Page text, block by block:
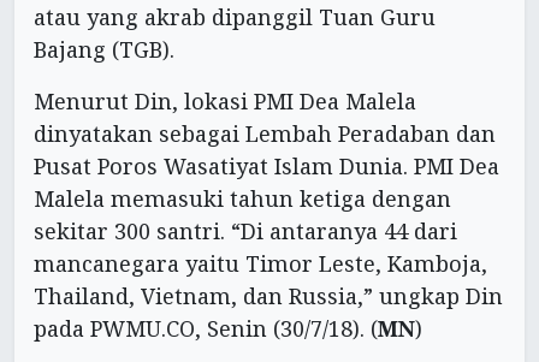
atau yang akrab dipanggil Tuan Guru
Bajang (TGB).
Menurut Din, lokasi PMI Dea Malela
dinyatakan sebagai Lembah Peradaban dan
Pusat Poros Wasatiyat Islam Dunia. PMI Dea
Malela memasuki tahun ketiga dengan
sekitar 300 santri. “Di antaranya 44 dari
mancanegara yaitu Timor Leste, Kamboja,
Thailand, Vietnam, dan Russia,” ungkap Din
pada PWMU.CO, Senin (30/7/18). (MN)